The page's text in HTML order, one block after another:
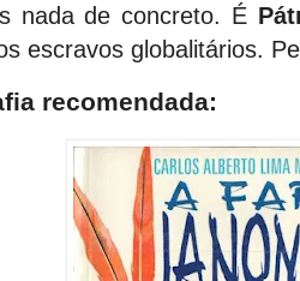
nada de concreto. É
escravos globalitários.
recomendada: